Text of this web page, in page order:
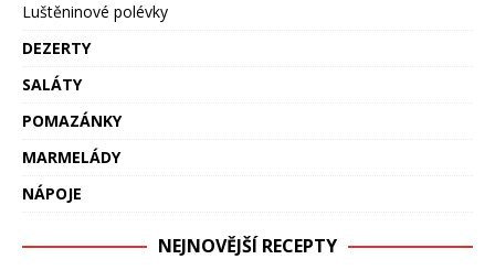
Luštěninové polévky
DEZERTY
SALÁTY
POMAZÁNKY
MARMELÁDY
NÁPOJE
NEJNOVĚJŠÍ RECEPTY